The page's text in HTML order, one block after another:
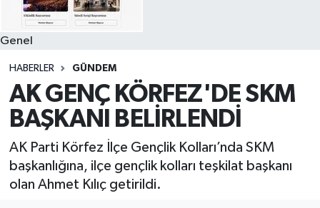
Genel
HABERLER GÜNDEM
AK GENÇ KÖRFEZ'DE SKM
BAŞKANI BELİRLENDİ
AK Parti Körfez İlçe Gençlik Kolları’nda SKM
başkanlığına, ilçe gençlik kolları teşkilat başkanı
olan Ahmet Kılıç getirildi.